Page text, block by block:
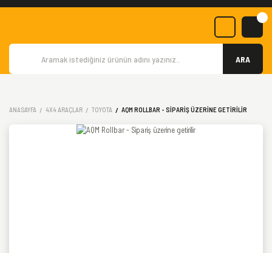
ARA
ANASAYFA 4X4 ARAÇLAR TOYOTA AQM ROLLBAR - SIPARIŞ ÜZERINE GETIRILIR